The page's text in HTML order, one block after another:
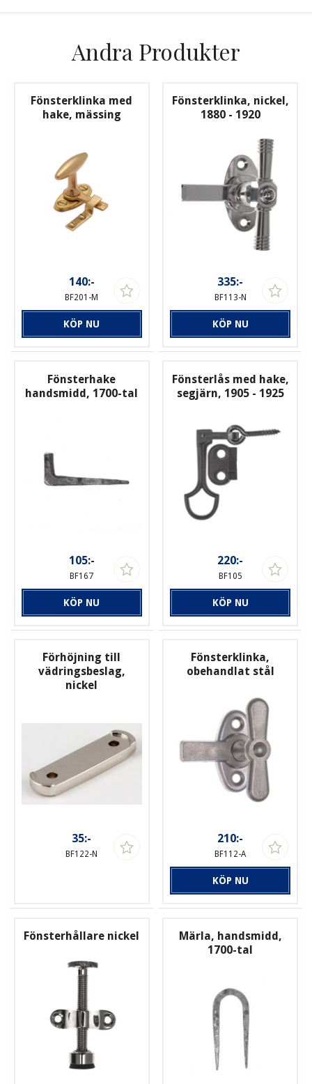
Andra Produkter
Fönsterklinka med
hake, mässing
140:-
BF201-M
KÖP NU
Fönsterklinka, nickel,
1880 - 1920
335:-
BF113-N
KÖP NU
Fönsterhake
handsmidd, 1700-tal
105:-
BF167
KÖP NU
Fönsterlås med hake,
segjärn, 1905 - 1925
220:-
BF105
KÖP NU
Förhöjning till
vädringsbeslag,
nickel
35:-
BF122-N
Fönsterklinka,
obehandlat stål
210:-
BF112-A
KÖP NU
Fönsterhållare nickel
Märla, handsmidd,
1700-tal